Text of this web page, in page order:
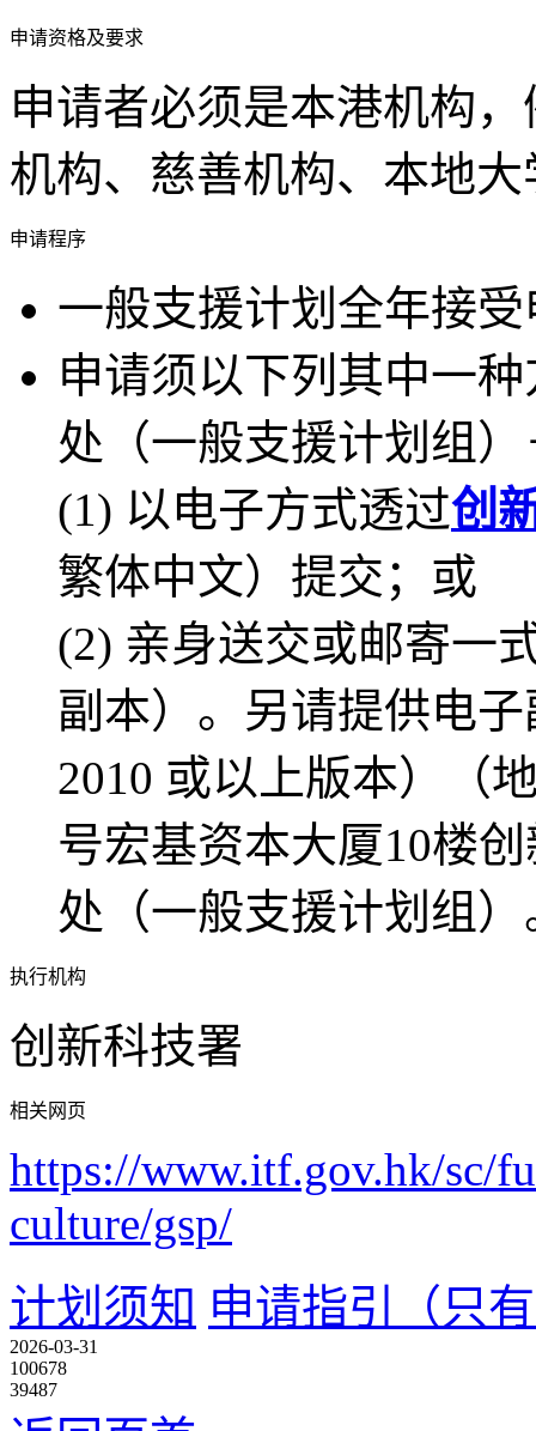
申请资格及要求
申请者必须是本港机构
机构、慈善机构、本地
申请程序
一般支援计划全年接
申请须以下列其中一
处（一般支援计划组）
(1) 以电子方式透过创
繁体中文）提交；或
(2) 亲身送交或邮寄一
副本）。另请提供电
2010 或以上版本）（
号宏基资本大厦10楼
处（一般支援计划组）
执行机构
创新科技署
相关网页
https://www.itf.gov.hk/sc/
culture/gsp/
计划须知 申请指引（只
2026-03-31
100678
39487